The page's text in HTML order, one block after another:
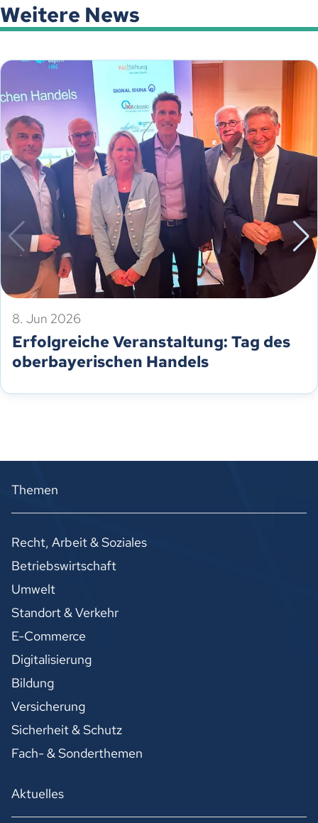
Weitere News
8. Jun 2026
Erfolgreiche Veranstaltung: Tag des
oberbayerischen Handels
Themen
Recht, Arbeit & Soziales
Betriebswirtschaft
Umwelt
Standort & Verkehr
E-Commerce
Digitalisierung
Bildung
Versicherung
Sicherheit & Schutz
Fach- & Sonderthemen
Aktuelles